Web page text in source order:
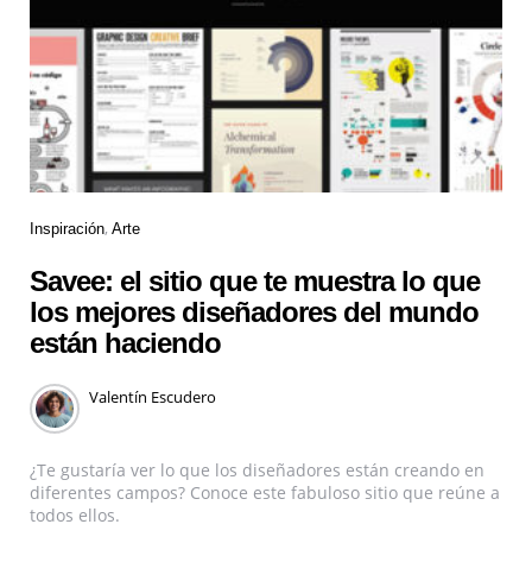
Inspiración Arte
Savee: el sitio que te muestra lo que
los mejores diseñadores del mundo
están haciendo
Valentín Escudero
¿Te gustaría ver lo que los diseñadores están creando en
diferentes campos? Conoce este fabuloso sitio que reúne a
todos ellos.